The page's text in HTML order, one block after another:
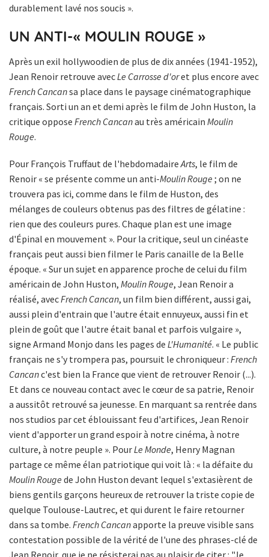
durablement lavé nos soucis ».
UN ANTI-« MOULIN ROUGE »
Après un exil hollywoodien de plus de dix années (1941-1952),
Jean Renoir retrouve avecLe Carrosse d'oret plus encore avec
French Cancansa place dans le paysage cinématographique
français. Sorti un an et demi après le film de John Huston, la
critique oppose French Cancanau très américain Moulin
Rouge.
Pour François Truffaut de l'hebdomadaireArts, le film de
Renoir « se présente comme un anti-Moulin Rouge ; on ne
trouvera pas ici, comme dans le film de Huston, des
mélanges de couleurs obtenus pas des filtres de gélatine :
rien que des couleurs pures. Chaque plan est une image
d'Épinal en mouvement ». Pour la critique, seul un cinéaste
français peut aussi bien filmer le Paris canaille de la Belle
époque. « Sur un sujet en apparence proche de celui du film
américain de John Huston, Moulin Rouge, Jean Renoir a
réalisé, avecFrench Cancan, un film bien différent, aussi gai,
aussi plein d'entrain que l'autre était ennuyeux, aussi fin et
plein de goût que l'autre était banal et parfois vulgaire »,
signe Armand Monjo dans les pages de L'Humanité. « Le public
français ne s'y trompera pas, poursuit le chroniqueur : French
Cancanc'est bien la France que vient de retrouver Renoir (...).
Et dans ce nouveau contact avec le cœur de sa patrie, Renoir
a aussitôt retrouvé sa jeunesse. En marquant sa rentrée dans
nos studios par cet éblouissant feu d'artifices, Jean Renoir
vient d'apporter un grand espoir à notre cinéma, à notre
culture, à notre peuple ». PourLe Monde, Henry Magnan
partage ce même élan patriotique qui voit là : « la défaite du
Moulin Rouge de John Huston devant lequel s'extasièrent de
biens gentils garçons heureux de retrouver la triste copie de
quelque Toulouse-Lautrec, et qui durent le faire retourner
dans sa tombe. French Cancanapporte la preuve visible sans
contestation possible de la vérité de l'une des phrases-clé de